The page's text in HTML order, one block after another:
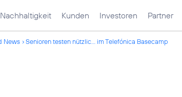
Nachhaltigkeit Kunden Investoren Partner
News Senioren testen nützlic... im Telefónica Basecamp